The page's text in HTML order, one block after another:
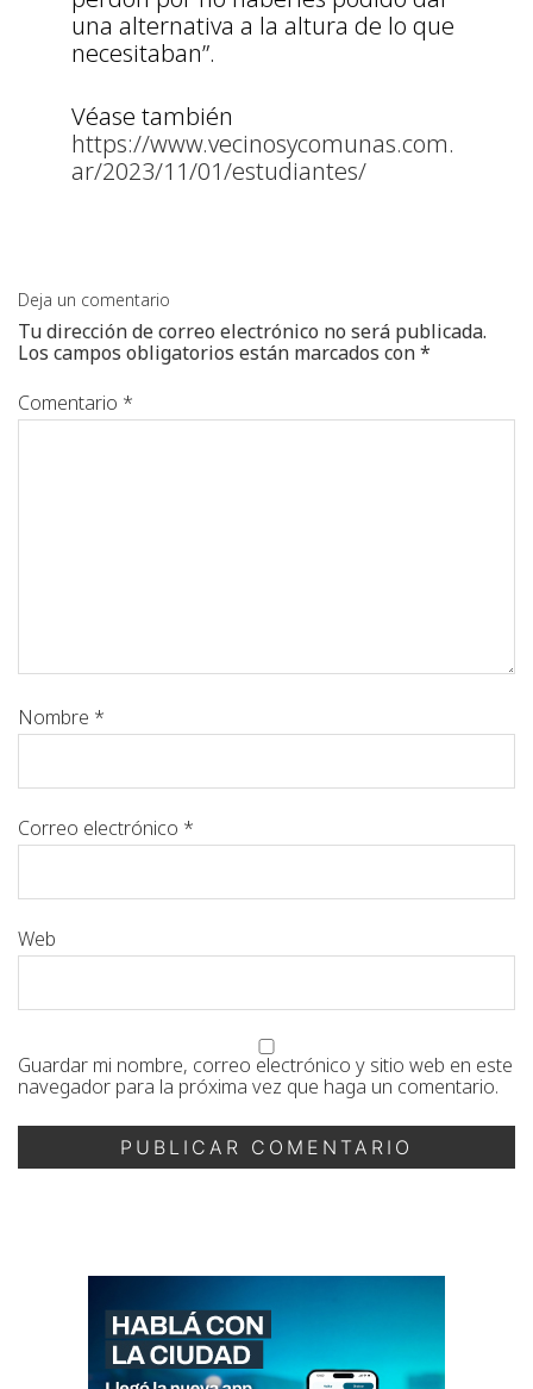
una alternativa a la altura de lo que
necesitaban”.
Véase también
https://www.vecinosycomunas.com.
ar/2023/11/01/estudiantes/
Deja un comentario
Tu dirección de correo electrónico no será publicada.
Los campos obligatorios están marcados con*
Comentario *
Nombre *
Correo electrónico *
Web
Guardar mi nombre, correo electrónico y sitio web en este
navegador para la próxima vez que haga un comentario.